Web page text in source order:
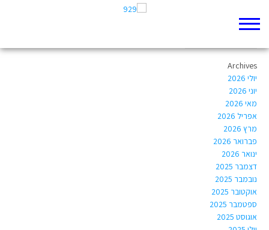
Author Archives: itool8@gmail.com
Archives
יולי 2026
יוני 2026
מאי 2026
אפריל 2026
מרץ 2026
פברואר 2026
ינואר 2026
דצמבר 2025
נובמבר 2025
אוקטובר 2025
ספטמבר 2025
אוגוסט 2025